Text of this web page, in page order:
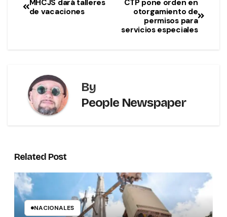
CTP pone orden en
otorgamiento de
permisos para
servicios especiales
MHCJS dará talleres
de vacaciones
By
People Newspaper
Related Post
NACIONALES